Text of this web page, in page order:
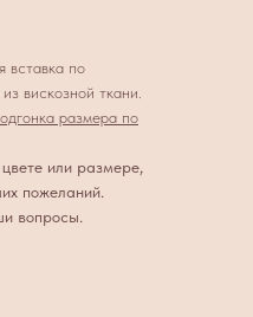
вставка по
вискозной ткани.
размера по
или размере,
пожеланий.
вопросы.